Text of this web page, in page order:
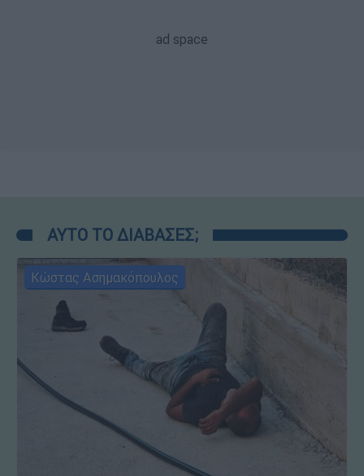
ΑΥΤΟ ΤΟ ΔΙΑΒΑΣΕΣ;
Κώστας Ασημακόπουλος